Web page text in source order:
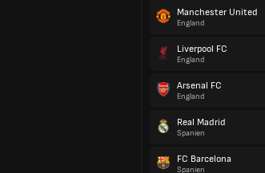
Manchester United
England
Liverpool FC
England
Arsenal FC
England
Real Madrid
Spanien
FC Barcelona
Spanien